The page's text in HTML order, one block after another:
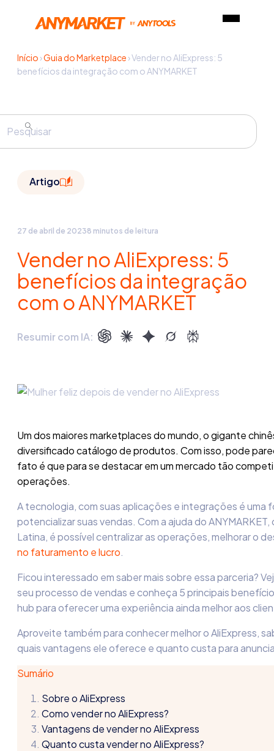
Início ›Guia do Marketplace ›Vender no AliExpress: 5
benefícios da integração com o ANYMARKET
Artigo
27 de abril de 20238 minutos de leitura
Vender no AliExpress: 5
benefícios da integração
com o ANYMARKET
Resumir com IA:
Um dos maiores marketplaces do mundo, o gigante
diversificado catálogo de produtos. Com isso, pode
fato é que para se destacar em um mercado tão
operações.
A tecnologia, com suas aplicações e integrações é uma
potencializar suas vendas. Com a ajuda do
Latina, é possível centralizar as operações, melhorar o
no faturamento e lucro.
Ficou interessado em saber mais sobre essa parceria?
seu processo de vendas e conheça 5 principais
hub para oferecer uma experiência ainda melhor aos
Aproveite também para conhecer melhor o AliExpress,
quais vantagens ele oferece e quanto custa para
Sumário
Sobre o AliExpress
Como vender no AliExpress?
Vantagens de vender no AliExpress
Quanto custa vender no AliExpress?